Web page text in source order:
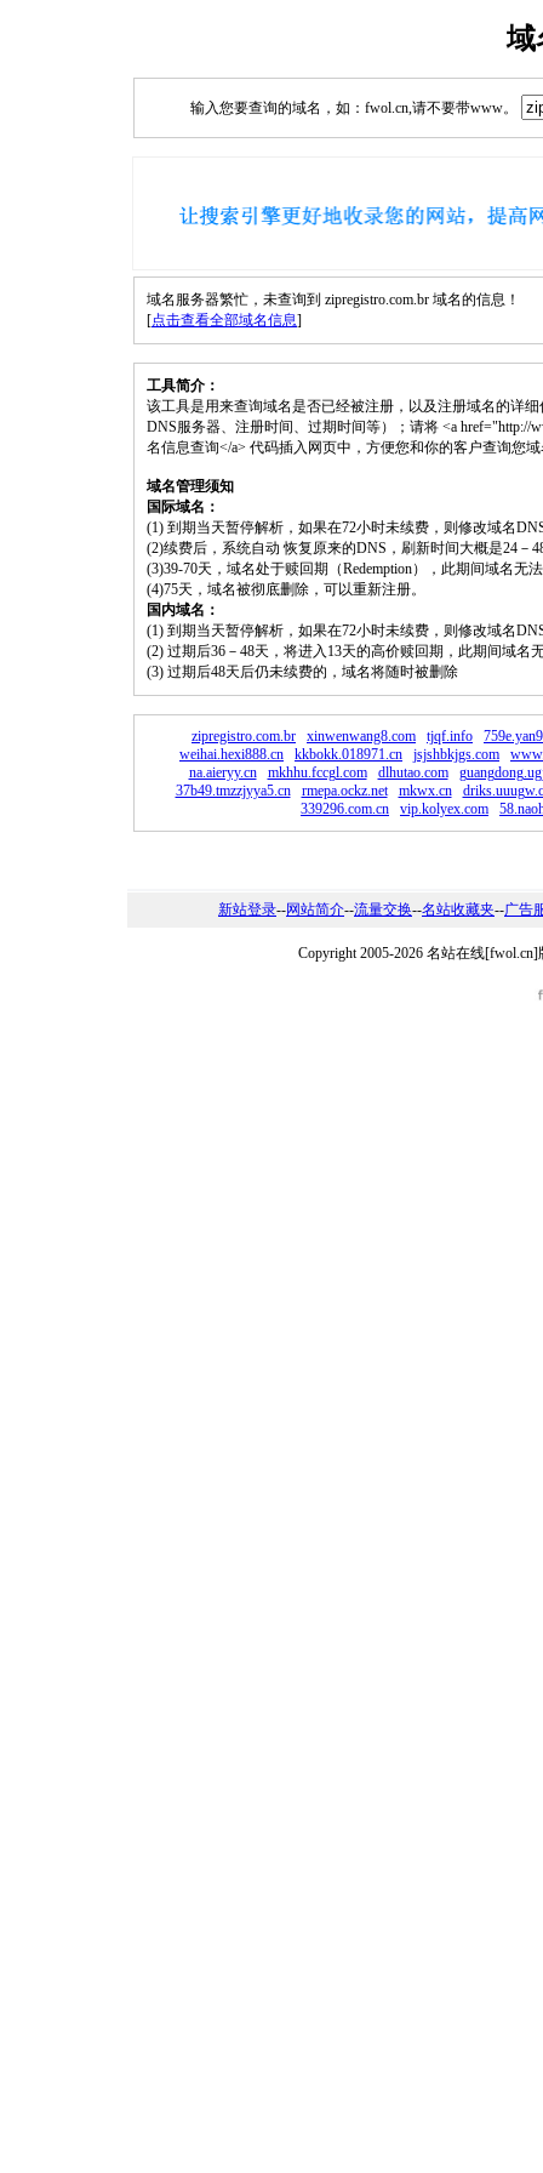
域
输入您要查询的域名，如：fwol.cn,请不要带www。
域名服务器繁忙，未查询到 zipregistro.com.br 域名的信息！
[点击查看全部域名信息]
工具简介：
该工具是用来查询域名是否已经被注册，以及注册域名的详
DNS服务器、注册时间、过期时间等）；请将 <a href="http://
名信息查询</a> 代码插入网页中，方便您和你的客户查询您
域名管理须知
国际域名：
(1) 到期当天暂停解析，如果在72小时未续费，则修改域名
(2)续费后，系统自动 恢复原来的DNS，刷新时间大概是24－
(3)39-70天，域名处于赎回期（Redemption），此期间域名无
(4)75天，域名被彻底删除，可以重新注册。
国内域名：
(1) 到期当天暂停解析，如果在72小时未续费，则修改域名
(2) 过期后36－48天，将进入13天的高价赎回期，此期间域名
(3) 过期后48天后仍未续费的，域名将随时被删除
zipregistro.com.br xinwenwang8.com tjqf.info
weihai.hexi888.cn
kkbokk.018971.cn jsjshbkjgs.com
na.aieryy.cn
mkhhu.fccgl.com dlhutao.com
37b49.tmzzjyya5.cn
rmepa.ockz.net mkwx.cn
339296.com.cn
vip.kolyex.com
新站登录--网站简介--流量交换--名站收藏夹--广告
Copyright 2005-2026 名站在线